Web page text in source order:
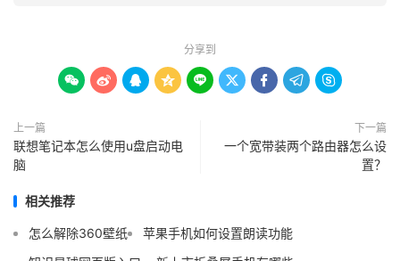
分享到
        
上一篇
联想笔记本怎么使用u盘启动电
脑
下一篇
一个宽带装两个路由器怎么设
置？
相关推荐
怎么解除360壁纸
苹果手机如何设置朗读功能